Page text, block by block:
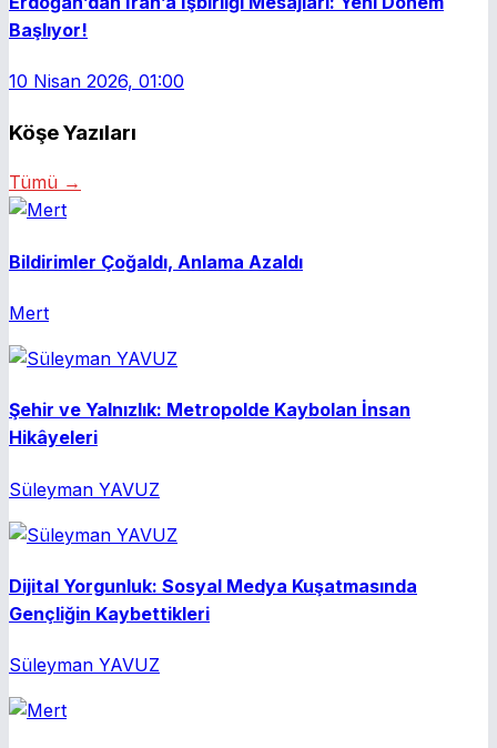
Başlıyor!
10 Nisan 2026, 01:00
Köşe Yazıları
Tümü →
Bildirimler Çoğaldı, Anlama Azaldı
Mert
Şehir ve Yalnızlık: Metropolde Kaybolan İnsan
Hikâyeleri
Süleyman YAVUZ
Dijital Yorgunluk: Sosyal Medya Kuşatmasında
Gençliğin Kaybettikleri
Süleyman YAVUZ